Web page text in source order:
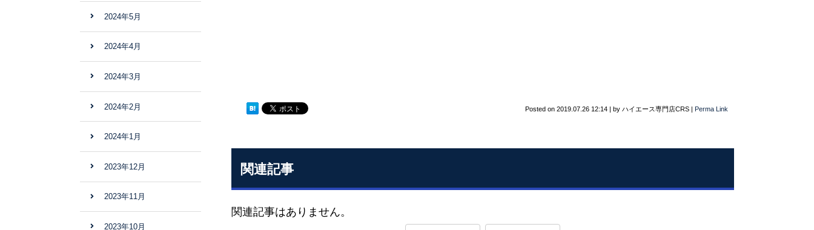
Posted on 2019.07.26 12:14 | by ハイエース専門店CRS | Perma Link
関連記事
関連記事はありません。
2024年5月
2024年4月
2024年3月
2024年2月
2024年1月
2023年12月
2023年11月
2023年10月